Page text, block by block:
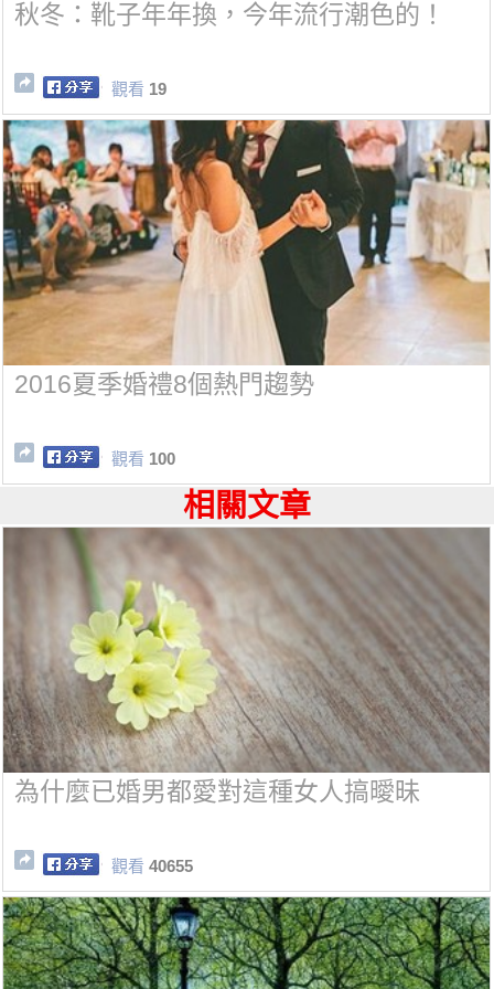
秋冬：靴子年年換，今年流行潮色的！
觀看 19
2016夏季婚禮8個熱門趨勢
觀看 100
相關文章
為什麼已婚男都愛對這種女人搞曖昧
觀看 40655